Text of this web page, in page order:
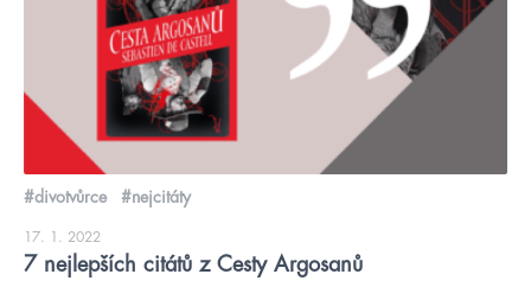
#divotvůrce #nejcitáty
17. 1. 2022
7 nejlepších citátů z Cesty Argosanů